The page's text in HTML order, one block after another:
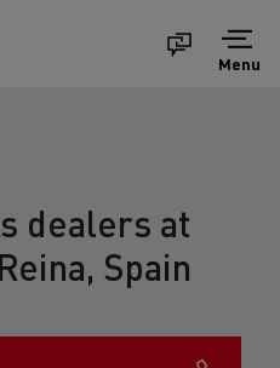
Menu
dealers at
Spain